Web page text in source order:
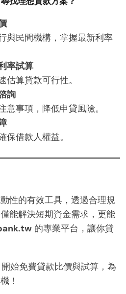
與民間機構，掌握最新利率
率試算
估算貸款可行性。
詢
意事項，降低申貸風險。
保借款人權益。
性的有效工具，透過合理規
能解決短期資金需求，更能
的專業平台，讓你貸
開始免費貸款比價與試算，為
！